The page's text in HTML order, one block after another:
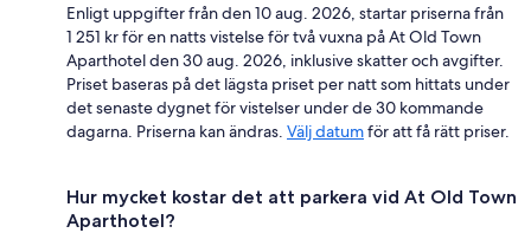
Enligt uppgifter från den 10 aug. 2026, startar priserna från
1 251 kr för en natts vistelse för två vuxna på At Old Town
Aparthotel den 30 aug. 2026, inklusive skatter och avgifter.
Priset baseras på det lägsta priset per natt som hittats under
det senaste dygnet för vistelser under de 30 kommande
dagarna. Priserna kan ändras. Välj datumför att få rätt priser.
Hur mycket kostar det att parkera vid At Old Town
Aparthotel?